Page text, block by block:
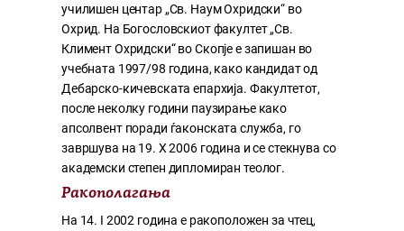
училишен центар „Св. Наум Охридски“ во
Охрид. На Богословскиот факултет „Св.
Климент Охридски“ во Скопје е запишан во
учебната 1997/98 година, како кандидат од
Дебарско-кичевската епархија. Факултетот,
после неколку години паузирање како
апсолвент поради ѓаконската служба, го
завршува на 19. X 2006 година и се стекнува со
академски степен дипломиран теолог.
Ракополагања
На 14. I 2002 година е ракоположен за чтец,